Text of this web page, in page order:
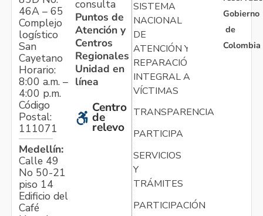
46A – 65
Complejo
logístico
San
Cayetano
Horario:
8:00 a.m. –
4:00 p.m.
Código
Postal:
111071
Medellín:
Calle 49
No 50-21
piso 14
Edificio del
Café
consulta
Puntos de
Atención y
Centros
Regionales
Unidad en
línea
Centro
de
relevo
SISTEMA
NACIONAL
DE
ATENCIÓN Y
REPARACIÓN
INTEGRAL A
VÍCTIMAS
TRANSPARENCIA
PARTICIPA
SERVICIOS
Y
TRÁMITES
PARTICIPACIÓN
Gobierno
de
Colombia